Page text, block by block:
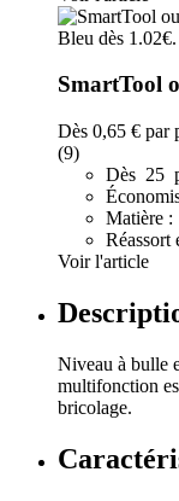
SmartTool
Dès 0,65 € par
(9)
Dès 25
Matière
Réassort
Voir l'article
Niveau à bulle
multifonction
bricolage.